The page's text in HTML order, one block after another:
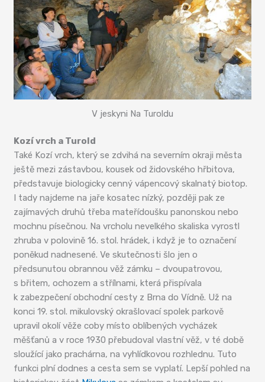
V jeskyni Na Turoldu
Kozí vrch a Turold
Také Kozí vrch, který se zdvihá na severním okraji města
ještě mezi zástavbou, kousek od židovského hřbitova,
představuje biologicky cenný vápencový skalnatý biotop.
I tady najdeme na jaře kosatec nízký, později pak ze
zajímavých druhů třeba mateřídoušku panonskou nebo
mochnu písečnou. Na vrcholu nevelkého skaliska vyrostl
zhruba v polovině 16. stol. hrádek, i když je to označení
poněkud nadnesené. Ve skutečnosti šlo jen o
předsunutou obrannou věž zámku – dvoupatrovou,
s břitem, ochozem a střílnami, která přispívala
k zabezpečení obchodní cesty z Brna do Vídně. Už na
konci 19. stol. mikulovský okrašlovací spolek parkově
upravil okolí věže coby místo oblíbených vycházek
měšťanů a v roce 1930 přebudoval vlastní věž, v té době
sloužící jako prachárna, na vyhlídkovou rozhlednu. Tuto
funkci plní dodnes a cesta sem se vyplatí. Lepší pohled na